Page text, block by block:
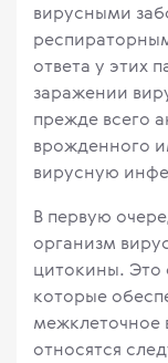
вирусными
ответа у этих
заражении
прежде всего
врожденного
вирусную
В первую
организм
цитокины. Это
которые
межклеточное
относятся